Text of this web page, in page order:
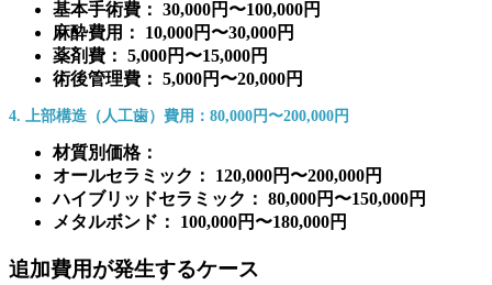
基本手術費： 30,000円〜100,000円
麻酔費用： 10,000円〜30,000円
薬剤費： 5,000円〜15,000円
術後管理費： 5,000円〜20,000円
4. 上部構造（人工歯）費用：80,000円〜200,000円
材質別価格：
オールセラミック： 120,000円〜200,000円
ハイブリッドセラミック： 80,000円〜150,000円
メタルボンド： 100,000円〜180,000円
追加費用が発生するケース